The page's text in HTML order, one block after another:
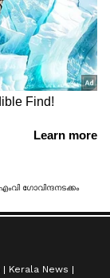
Kerala News